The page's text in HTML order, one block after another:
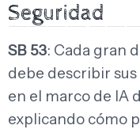
Seguridad
SB 53: Cada gran
debe describir
en el marco de IA
explicando cómo